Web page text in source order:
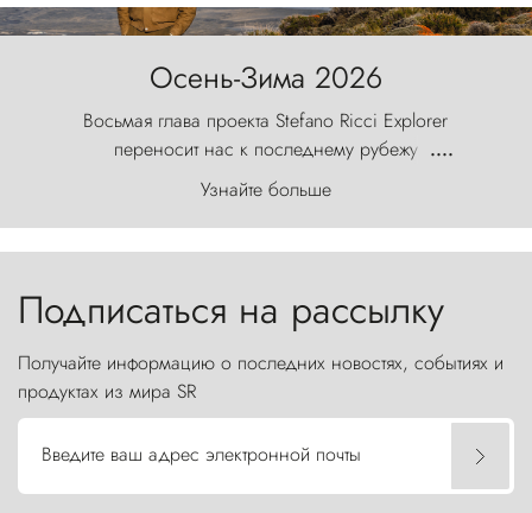
Осень-Зима 2026
Восьмая глава проекта Stefano Ricci Explorer
переносит нас к последнему рубежу
первозданного мира, где ветер с
первобытной яростью ваяет ландшафт, а пики
Торрес-дель-Пайне, словно каменные стражи,
....
Узнайте больше
Подписаться на рассылку
Получайте информацию о последних новостях, событиях и
продуктах из мира SR
Введите ваш адрес электронной почты